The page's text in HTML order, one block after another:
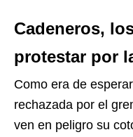
Cadeneros,
protestar por
Como era de
rechazada por el
ven en peligro su